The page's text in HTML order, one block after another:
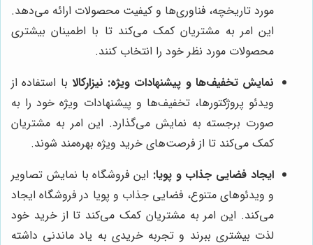
مورد تاریخچه، فناوری‌ها و کیفیت محصولات ارائه می‌دهد.
این امر به مشتریان کمک می‌کند تا با اطمینان بیشتری
محصولات مورد نظر خود را انتخاب کنند.
نمایش تخفیف‌ها و پیشنهادات ویژه: نیزارکالا با استفاده از
ویدئو پروژکتورها، تخفیف‌ها و پیشنهادات ویژه خود را به
صورت برجسته به نمایش می‌گذارد. این امر به مشتریان
کمک می‌کند تا از فرصت‌های خرید ویژه بهره‌مند شوند.
ایجاد فضایی جذاب و پویا: این فروشگاه با نمایش تصاویر
و ویدئوهای متنوع، فضایی جذاب و پویا در فروشگاه ایجاد
می‌کند. این امر به مشتریان کمک می‌کند تا از خرید خود
لذت بیشتری ببرند و تجربه خریدی به یاد ماندنی داشته